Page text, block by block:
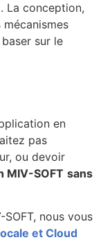
La conception,
sur le
en
pas
ou devoir
MIV-SOFT sans
nous vous
et Cloud